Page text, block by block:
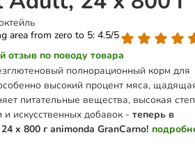
area from zero to 5: 4.5/5
отзыв по поводу товара
полнорационный корм для
высокий процент мяса,
питательные вещества, высокая
и искусственных добавок - теперь в
x 800 г animonda GranCarno!